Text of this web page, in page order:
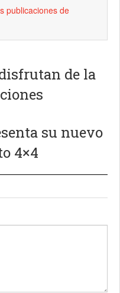
publicaciones de
de la
su nuevo
4×4